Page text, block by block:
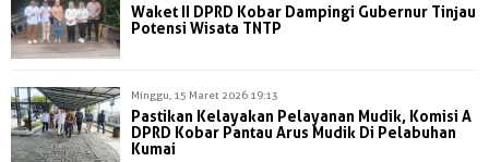
Waket II DPRD Kobar Dampingi Gubernur Tinjau
Potensi Wisata TNTP
Minggu, 15 Maret 2026 19:13
Pastikan Kelayakan Pelayanan Mudik, Komisi A
DPRD Kobar Pantau Arus Mudik Di Pelabuhan
Kumai